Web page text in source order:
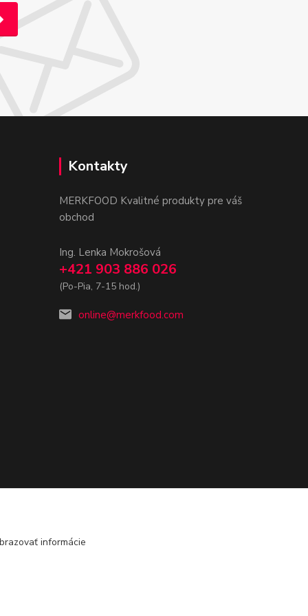
Kontakty
MERKFOOD Kvalitné produkty pre váš
obchod
Ing. Lenka Mokrošová
+421 903 886 026
(Po-Pia, 7-15 hod.)
online@merkfood.com
informácie